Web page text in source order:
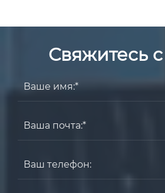
Свяжитесь